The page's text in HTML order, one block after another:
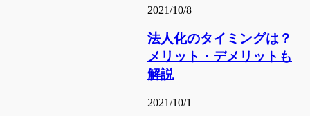
2021/10/8
法人化のタイミングは？
メリット・デメリットも
解説
2021/10/1